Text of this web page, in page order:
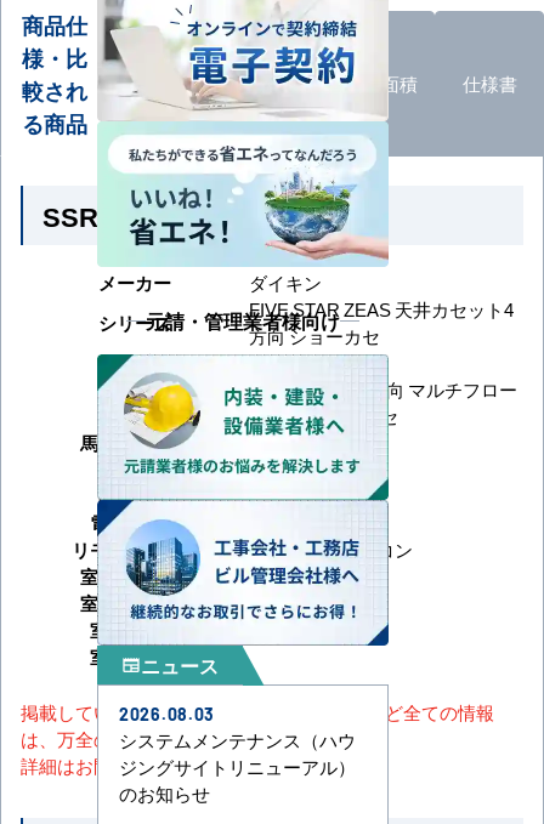
商品仕
様・比
較され
る商品
オプショ
一覧
エアコン
形状
適応面積 仕様書
SSRN40DV の商品仕様
メーカー
ダイキン
シリーズ
FIVE STAR ZEAS 天井カセット4
方向 ショーカセ
型番
SSRN40DV
形状
天井カセット4方向 マルチフロー
タイプ ショーカセ
馬力（能力）
1.5馬力
冷房能力
暖房能力
電源タイプ
リモコンタイプ
ワイヤードリモコン
室内機サイズ
室外機サイズ
室内機重量
室外機重量
掲載しているスペック・セット内容・画像など全ての情報
は、万全の保証をいたしかねます。
詳細はお問い合わせください。
元請・管理業者様向け
newspaperニュース
2026.08.03
システムメンテナンス（ハウ
ジングサイトリニューアル）
のお知らせ